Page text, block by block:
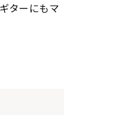
ターにもマ